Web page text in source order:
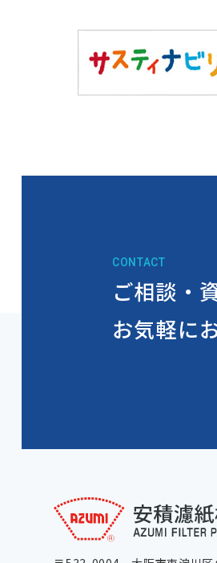
CONTACT
ご相談・
お気軽に